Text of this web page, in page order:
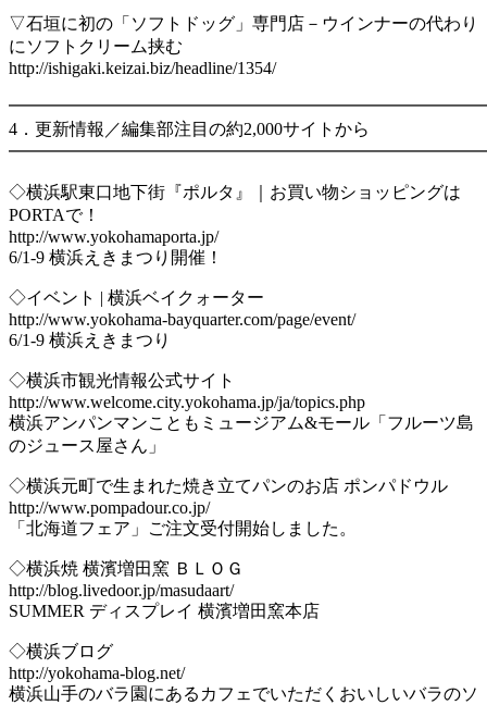
▽石垣に初の「ソフトドッグ」専門店－ウインナーの代わり
にソフトクリーム挟む
http://ishigaki.keizai.biz/headline/1354/
4．更新情報／編集部注目の約2,000サイトから
◇横浜駅東口地下街『ポルタ』｜お買い物ショッピングは
PORTAで！
http://www.yokohamaporta.jp/
6/1-9 横浜えきまつり開催！
◇イベント | 横浜ベイクォーター
http://www.yokohama-bayquarter.com/page/event/
6/1-9 横浜えきまつり
◇横浜市観光情報公式サイト
http://www.welcome.city.yokohama.jp/ja/topics.php
横浜アンパンマンこともミュージアム&モール「フルーツ島
のジュース屋さん」
◇横浜元町で生まれた焼き立てパンのお店 ポンパドウル
http://www.pompadour.co.jp/
「北海道フェア」ご注文受付開始しました。
◇横浜焼 横濱増田窯 ＢＬＯＧ
http://blog.livedoor.jp/masudaart/
SUMMER ディスプレイ 横濱増田窯本店
◇横浜ブログ
http://yokohama-blog.net/
横浜山手のバラ園にあるカフェでいただくおいしいバラのソ